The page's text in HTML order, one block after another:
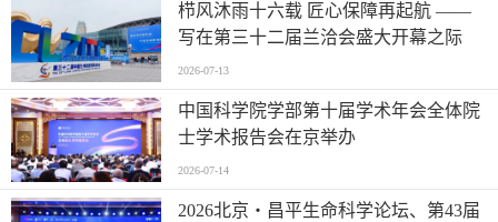
栉风沐雨十六载 匠心保障再起航 ——
写在第三十二届兰洽会盛大开幕之际
2026-07-13
中国科学院学部第十届学术年会全体院
士学术报告会在京举办
2026-07-14
2026北京・昌平生命科学论坛、第43届